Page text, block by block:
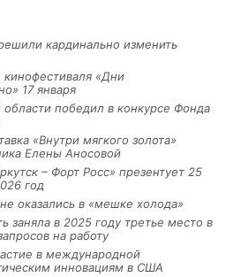
кардинально изменить
«Дни
17 января
области победил в конкурсе Фонда
«Внутри мягкого золота»
Елены Аносовой
– Форт Росс» презентует 25
год
оказались в «мешке холода»
заняла в 2025 году третье место в
на работу
в международной
инновациям в США